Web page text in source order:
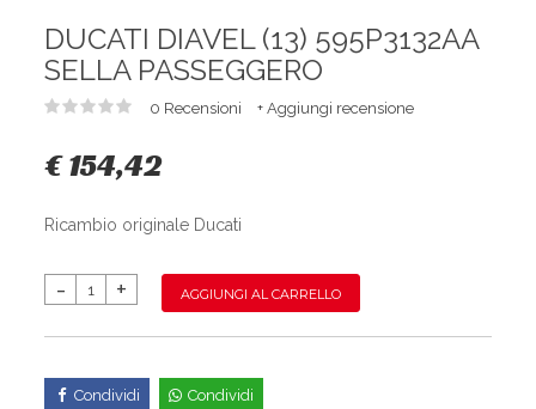
DUCATI DIAVEL (13) 595P3132AA
SELLA PASSEGGERO
0 Recensioni + Aggiungi recensione
€ 154,42
Ricambio originale Ducati
AGGIUNGI AL CARRELLO
Condividi Condividi